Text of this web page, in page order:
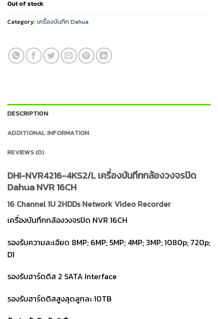
Out of stock
Category:เครื่องบันทึก Dahua
DESCRIPTION
ADDITIONAL INFORMATION
REVIEWS (0)
DHI-NVR4216-4KS2/L เครื่องบันทึกกล้องวงจรปิด
Dahua NVR 16CH
16 Channel 1U 2HDDs Network Video Recorder
เครื่องบันทึกกล้องวงจรปิด NVR 16CH
รองรับความละเอียด 8MP; 6MP; 5MP; 4MP; 3MP; 1080p; 720p;
D1
รองรับฮาร์ดดิส 2 SATA Interface
รองรับฮาร์ดดิสสูงสุดลูกละ 10TB